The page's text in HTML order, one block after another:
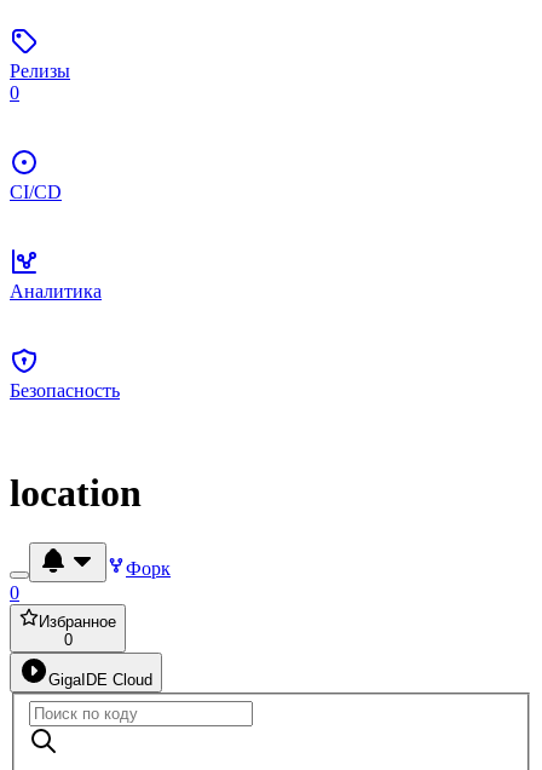
Релизы
0
CI/CD
Аналитика
Безопасность
location
Форк
0
Избранное
0
GigaIDE Cloud